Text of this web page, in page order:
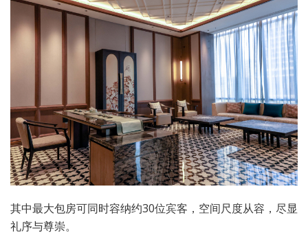
其中最大包房可同时容纳约30位宾客，空间尺度从容，尽显
礼序与尊崇。